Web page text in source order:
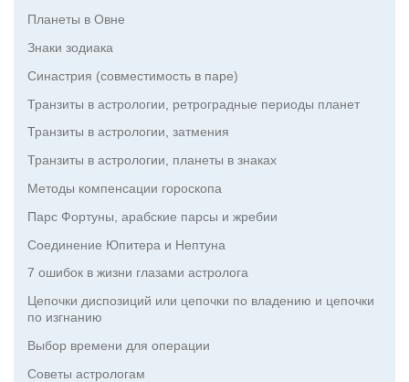
Планеты в Овне
Знаки зодиака
Синастрия (совместимость в паре)
Транзиты в астрологии, ретроградные периоды планет
Транзиты в астрологии, затмения
Транзиты в астрологии, планеты в знаках
Методы компенсации гороскопа
Парс Фортуны, арабские парсы и жребии
Соединение Юпитера и Нептуна
7 ошибок в жизни глазами астролога
Цепочки диспозиций или цепочки по владению и цепочки
по изгнанию
Выбор времени для операции
Советы астрологам